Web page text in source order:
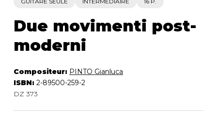
Due movimenti post-
moderni
Compositeur: PINTO Gianluca
ISBN: 2-89500-259-2
DZ 373